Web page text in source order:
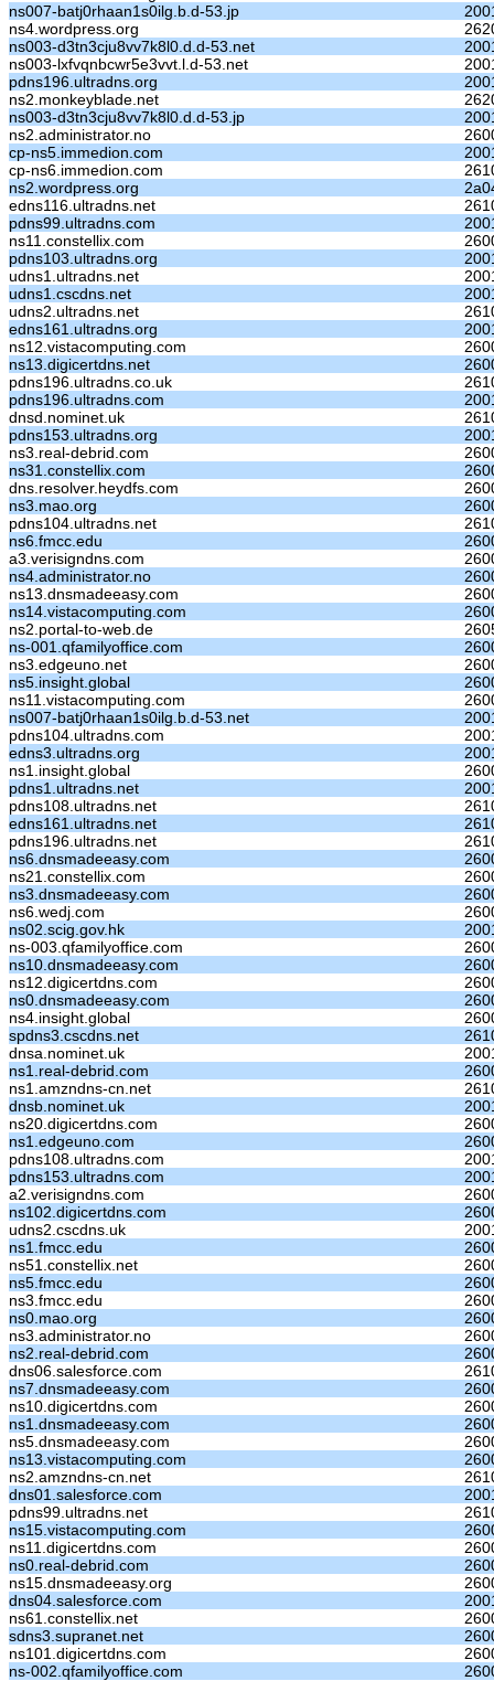
ns007-batj0rhaan1s0ilg.b.d-53.jp
ns4.wordpress.org
ns003-d3tn3cju8vv7k8l0.d.d-53.net
ns003-lxfvqnbcwr5e3vvt.l.d-53.net
pdns196.ultradns.org
ns2.monkeyblade.net
ns003-d3tn3cju8vv7k8l0.d.d-53.jp
ns2.administrator.no
cp-ns5.immedion.com
cp-ns6.immedion.com
ns2.wordpress.org
edns116.ultradns.net
pdns99.ultradns.com
ns11.constellix.com
pdns103.ultradns.org
udns1.ultradns.net
udns1.cscdns.net
udns2.ultradns.net
edns161.ultradns.org
ns12.vistacomputing.com
ns13.digicertdns.net
pdns196.ultradns.co.uk
pdns196.ultradns.com
dnsd.nominet.uk
pdns153.ultradns.org
ns3.real-debrid.com
ns31.constellix.com
dns.resolver.heydfs.com
ns3.mao.org
pdns104.ultradns.net
ns6.fmcc.edu
a3.verisigndns.com
ns4.administrator.no
ns13.dnsmadeeasy.com
ns14.vistacomputing.com
ns2.portal-to-web.de
ns-001.qfamilyoffice.com
ns3.edgeuno.net
ns5.insight.global
ns11.vistacomputing.com
ns007-batj0rhaan1s0ilg.b.d-53.net
pdns104.ultradns.com
edns3.ultradns.org
ns1.insight.global
pdns1.ultradns.net
pdns108.ultradns.net
edns161.ultradns.net
pdns196.ultradns.net
ns6.dnsmadeeasy.com
ns21.constellix.com
ns3.dnsmadeeasy.com
ns6.wedj.com
ns02.scig.gov.hk
ns-003.qfamilyoffice.com
ns10.dnsmadeeasy.com
ns12.digicertdns.com
ns0.dnsmadeeasy.com
ns4.insight.global
spdns3.cscdns.net
dnsa.nominet.uk
ns1.real-debrid.com
ns1.amzndns-cn.net
dnsb.nominet.uk
ns20.digicertdns.com
ns1.edgeuno.com
pdns108.ultradns.com
pdns153.ultradns.com
a2.verisigndns.com
ns102.digicertdns.com
udns2.cscdns.uk
ns1.fmcc.edu
ns51.constellix.net
ns5.fmcc.edu
ns3.fmcc.edu
ns0.mao.org
ns3.administrator.no
ns2.real-debrid.com
dns06.salesforce.com
ns7.dnsmadeeasy.com
ns10.digicertdns.com
ns1.dnsmadeeasy.com
ns5.dnsmadeeasy.com
ns13.vistacomputing.com
ns2.amzndns-cn.net
dns01.salesforce.com
pdns99.ultradns.net
ns15.vistacomputing.com
ns11.digicertdns.com
ns0.real-debrid.com
ns15.dnsmadeeasy.org
dns04.salesforce.com
ns61.constellix.net
sdns3.supranet.net
ns101.digicertdns.com
ns-002.qfamilyoffice.com